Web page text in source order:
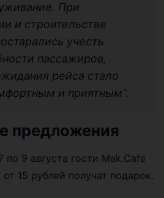
При
и строительстве
учесть
пассажиров,
рейса стало
и приятным”.
предложения
по 9 августа гости Mak.Cafe
15 рублей получат подарок.